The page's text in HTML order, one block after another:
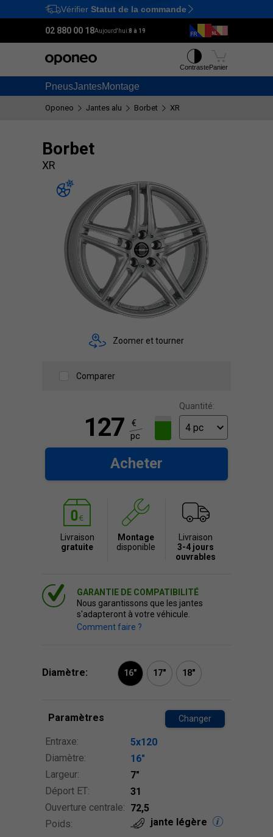
Ctrl M
Vérifier Statut de la commande
02 880 00 18Aujourd'hui:8 à 19
PneusJantesMontage
ContrastePanier
Oponeo Jantes alu Borbet XR
Borbet
XR
Zoomer et tourner
Comparer
Quantité:
127
€
pc
Acheter
Livraison
gratuite
Montage
disponible
Livraison
3-4 jours
ouvrables
GARANTIE DE COMPATIBILITÉ
Nous garantissons que les jantes
s'adapteront à votre véhicule.
Comment faire ?
Diamètre: 16" 17" 18"
Paramètres Changer
Entraxe:
5x120
Diamètre:
16″
Largeur:
7″
Déport ET:
31
Ouverture centrale: 72,5
Poids:
jante légère